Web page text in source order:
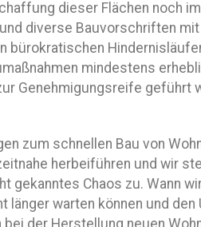
dieser Flächen noch
diverse Bauvorschriften
bürokratischen
mindestens
Genehmigungsreife geführt
zum schnellen Bau von
herbeiführen und wir
gekanntes Chaos zu. Wann
länger warten können und den
der Herstellung neuen